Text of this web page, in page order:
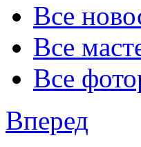
Все
Все
Все
Вперед